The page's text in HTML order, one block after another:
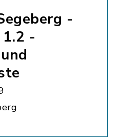
-
-